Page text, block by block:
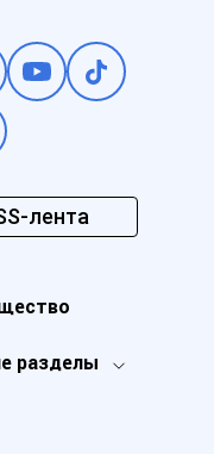
лента
разделы